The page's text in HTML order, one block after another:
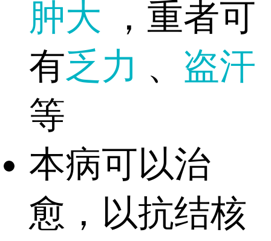
肿大
，重者可
有乏力 、 盗汗
等
本病可以治
愈，以抗结核